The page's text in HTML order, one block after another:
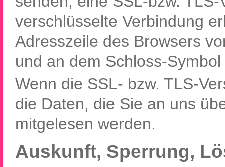
verschlüsselte Verbindung
Adresszeile des Browsers
und an dem Schloss-
Wenn die SSL- bzw. TLS-
die Daten, die Sie an uns
mitgelesen werden.
Auskunft, Sperrung,